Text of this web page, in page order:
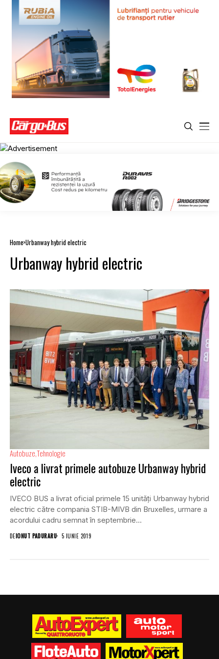
Home Urbanway hybrid electric
Urbanway hybrid electric
AutobuzeTehnologie
Iveco a livrat primele autobuze Urbanway hybrid
electric
IVECO BUS a livrat oficial primele 15 unități Urbanway hybrid
electric către compania STIB-MIVB din Bruxelles, urmare a
acordului cadru semnat în septembrie...
DEIONUT PADURARU 5 IUNIE 2019